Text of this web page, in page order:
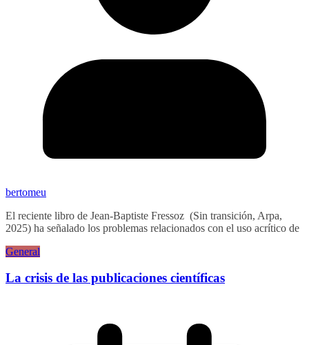
bertomeu
El reciente libro de Jean-Baptiste Fressoz (Sin transición, Arpa,
2025) ha señalado los problemas relacionados con el uso acrítico de
General
La crisis de las publicaciones científicas